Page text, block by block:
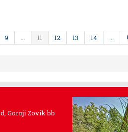
9 11 12 13 14
Gornji Zovik bb